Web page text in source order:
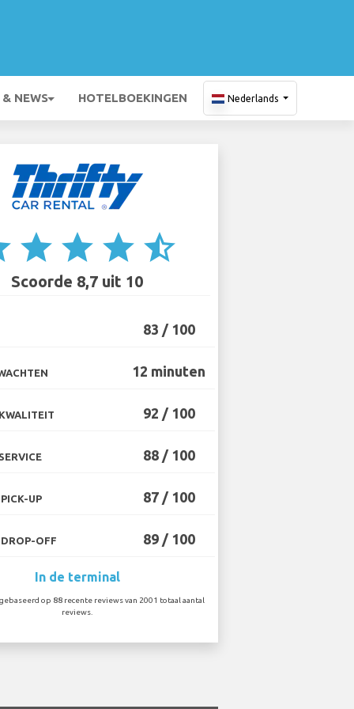
NEWS HOTELBOEKINGEN Nederlands
star star star star_half
Scoorde 8,7 uit 10
83 / 100
12 minuten
92 / 100
88 / 100
UP 87 / 100
OFF 89 / 100
In de terminal
op 88 recente reviews van 2001 totaal aantal
reviews.